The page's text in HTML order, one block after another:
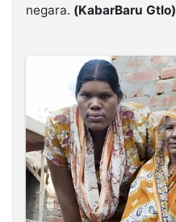
negara. (KabarBaru Gtlo)